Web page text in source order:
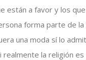
están a favor y los
forma parte de
una moda sí lo
la religión